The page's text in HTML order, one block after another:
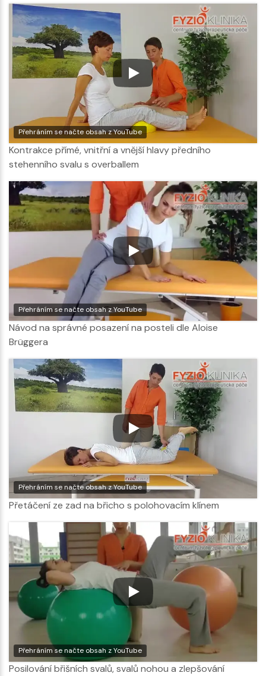
Přehráním se načte obsah z YouTube
Kontrakce přímé, vnitřní a vnější hlavy předního
stehenního svalu s overballem
Přehráním se načte obsah z YouTube
Návod na správné posazení na posteli dle Aloise
Brüggera
Přehráním se načte obsah z YouTube
Přetáčení ze zad na břicho s polohovacím klínem
Přehráním se načte obsah z YouTube
Posilování břišních svalů, svalů nohou a zlepšování